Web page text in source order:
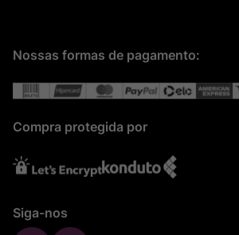
Nossas formas de pagamento:
Compra protegida por
Siga-nos